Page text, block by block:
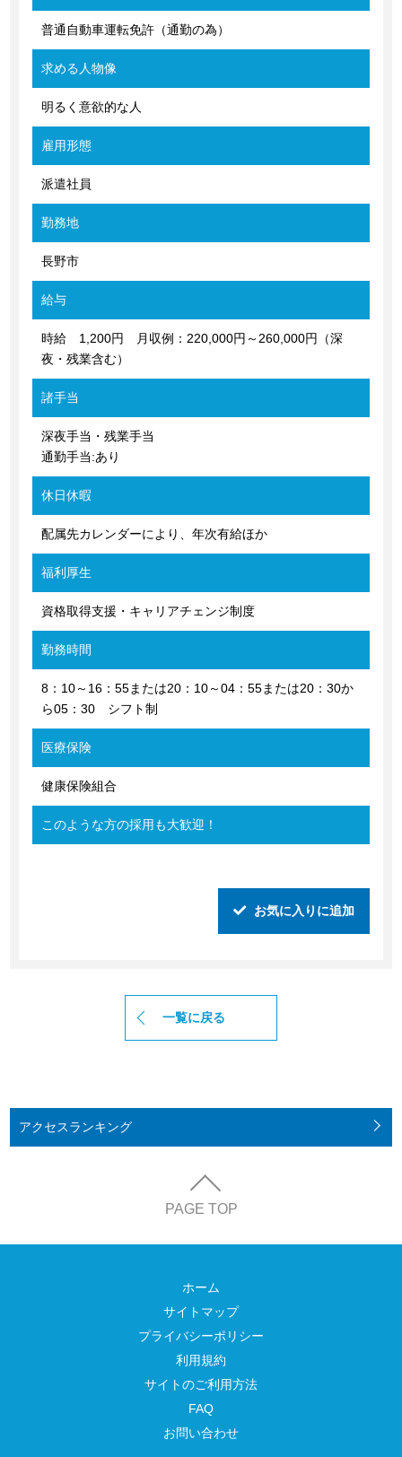
普通自動車運転免許（通勤の為）
求める人物像
明るく意欲的な人
雇用形態
派遣社員
勤務地
長野市
給与
時給 1,200円 月収例：220,000円～260,000円（深
夜・残業含む）
諸手当
深夜手当・残業手当
通勤手当:あり
休日休暇
配属先カレンダーにより、年次有給ほか
福利厚生
資格取得支援・キャリアチェンジ制度
勤務時間
8：10～16：55または20：10～04：55または20：30か
ら05：30 シフト制
医療保険
健康保険組合
このような方の採用も大歓迎！
お気に入りに追加
一覧に戻る
アクセスランキング
PAGE TOP
ホーム
サイトマップ
プライバシーポリシー
利用規約
サイトのご利用方法
FAQ
お問い合わせ